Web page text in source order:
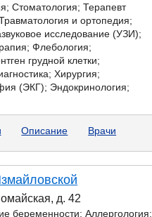
Стоматология; Терапевт
и ортопедия;
исследование (УЗИ);
Флебология;
грудной клетки;
Хирургия;
(ЭКГ); Эндокринология;
Описание Врачи
д. 42
беременности; Аллергология;